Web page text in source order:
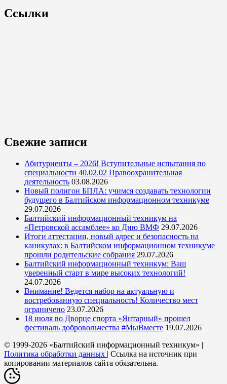
Ссылки
Свежие записи
Абитуриенты – 2026! Вступительные испытания по
специальности 40.02.02 Правоохранительная
деятельность 03.08.2026
Новый полигон БПЛА: учимся создавать технологии
будущего в Балтийском информационном техникуме
29.07.2026
Балтийский информационный техникум на
«Петровской ассамблее» ко Дню ВМФ 29.07.2026
Итоги аттестации, новый адрес и безопасность на
каникулах: в Балтийском информационном техникуме
прошли родительские собрания 29.07.2026
Балтийский информационный техникум: Ваш
уверенный старт в мире высоких технологий!
24.07.2026
Внимание! Ведется набор на актуальную и
востребованную специальность! Количество мест
ограничено 23.07.2026
18 июля во Дворце спорта «Янтарный» прошел
фестиваль добровольчества #МыВместе 19.07.2026
© 1999-2026 «Балтийский информационный техникум» |
Политика обработки данных | Ссылка на источник при
копировании материалов сайта обязательна.